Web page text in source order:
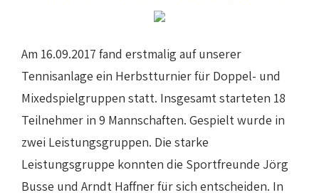
Am 16.09.2017 fand erstmalig auf unserer
Tennisanlage ein Herbstturnier für Doppel- und
Mixedspielgruppen statt. Insgesamt starteten 18
Teilnehmer in 9 Mannschaften. Gespielt wurde in
zwei Leistungsgruppen. Die starke
Leistungsgruppe konnten die Sportfreunde Jörg
Busse und Arndt Haffner für sich entscheiden. In